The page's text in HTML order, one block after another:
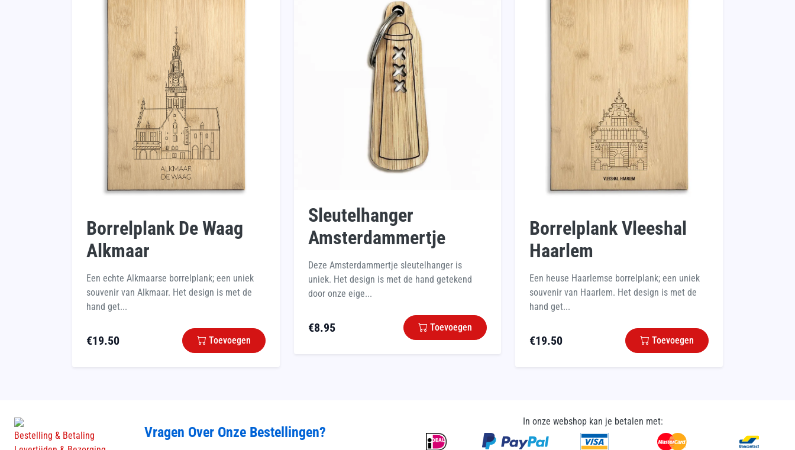
Borrelplank De Waag
Alkmaar
Een echte Alkmaarse borrelplank; een uniek
souvenir van Alkmaar. Het design is met de
hand get...
€19.50 Toevoegen
Sleutelhanger
Amsterdammertje
Deze Amsterdammertje sleutelhanger is
uniek. Het design is met de hand getekend
door onze eige...
€8.95 Toevoegen
Borrelplank Vleeshal
Haarlem
Een heuse Haarlemse borrelplank; een uniek
souvenir van Haarlem. Het design is met de
hand get...
€19.50 Toevoegen
Bestelling & Betaling
Vragen Over Onze Bestellingen?
In onze webshop kan je betalen met: